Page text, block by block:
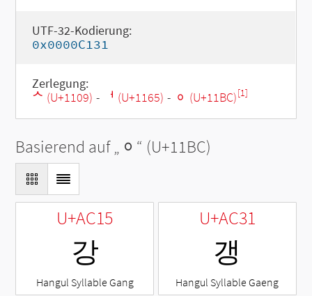
UTF-32-Kodierung:
0x0000C131
Zerlegung:
ᄉ (U+1109) - ᅥ (U+1165) - ᆼ (U+11BC)[1]
Basierend auf „ ᆼ “ (U+11BC)
U+AC15
강
Hangul Syllable Gang
U+AC31
갱
Hangul Syllable Gaeng